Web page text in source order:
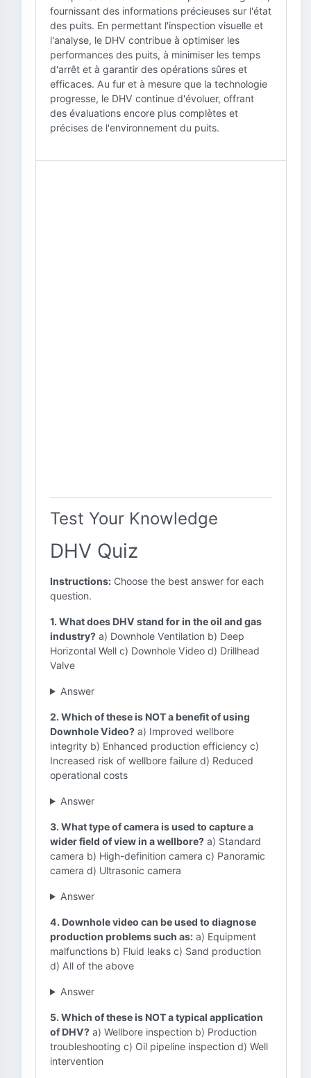
fournissant des informations précieuses sur l'état
des puits. En permettant l'inspection visuelle et
l'analyse, le DHV contribue à optimiser les
performances des puits, à minimiser les temps
d'arrêt et à garantir des opérations sûres et
efficaces. Au fur et à mesure que la technologie
progresse, le DHV continue d'évoluer, offrant
des évaluations encore plus complètes et
précises de l'environnement du puits.
Test Your Knowledge
DHV Quiz
Instructions: Choose the best answer for each
question.
1. What does DHV stand for in the oil and gas
industry? a) Downhole Ventilation b) Deep
Horizontal Well c) Downhole Video d) Drillhead
Valve
Answer
2. Which of these is NOT a benefit of using
Downhole Video? a) Improved wellbore
integrity b) Enhanced production efficiency c)
Increased risk of wellbore failure d) Reduced
operational costs
Answer
3. What type of camera is used to capture a
wider field of view in a wellbore? a) Standard
camera b) High-definition camera c) Panoramic
camera d) Ultrasonic camera
Answer
4. Downhole video can be used to diagnose
production problems such as: a) Equipment
malfunctions b) Fluid leaks c) Sand production
d) All of the above
Answer
5. Which of these is NOT a typical application
of DHV? a) Wellbore inspection b) Production
troubleshooting c) Oil pipeline inspection d) Well
intervention